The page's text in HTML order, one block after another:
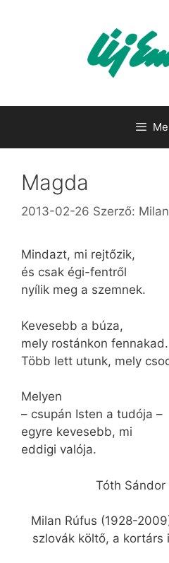
Magda
2013-02-26 Szerző:
Mindazt, mi rejtőzik,
és csak égi-fentről
nyílik meg a szemnek.
Kevesebb a búza,
mely rostánkon fennakad.
Több lett utunk, mely
Melyen
– csupán Isten a tudója –
egyre kevesebb, mi
eddigi valója.
Tóth
Milan Rúfus (1928-
szlovák költő, a kortárs